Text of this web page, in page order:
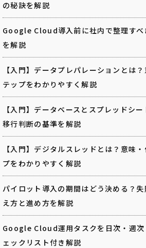
の秘訣を解説
Google Cloud導入前に社内で整理すべ
を解説
【入門】データプレパレーションとは
テップをわかりやすく解説
【入門】データベースとスプレッドシ
移行判断の基準を解説
【入門】デジタルスレッドとは？意味
プをわかりやすく解説
パイロット導入の期間はどう決める？
え方と進め方を解説
Google Cloud運用タスクを日次・週次
ェックリスト付き解説